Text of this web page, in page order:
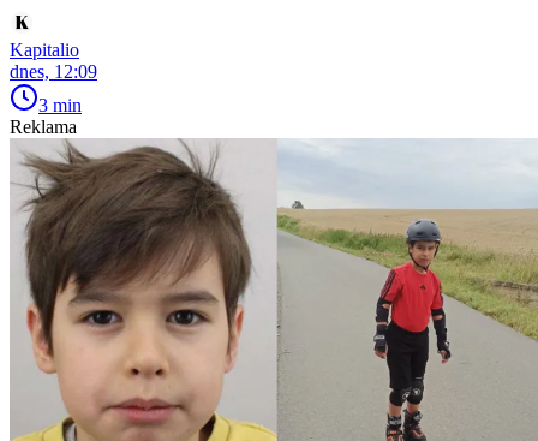
Kapitalio
dnes, 12:09
3 min
Reklama